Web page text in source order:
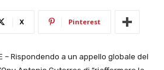
X Pinterest
– Rispondendo a un appello globale del